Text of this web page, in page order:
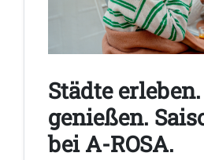
Städte
genießen.
bei A-ROSA.